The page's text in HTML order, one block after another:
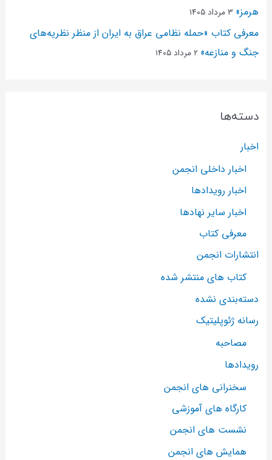
هرمز» ۳ مرداد ۱۴۰۵
معرفی کتاب «حمله نظامی عراق به ایران از منظر نظریه‌های
جنگ و منازعه» ۲ مرداد ۱۴۰۵
دسته‌ها
اخبار
اخبار داخلی انجمن
اخبار رویدادها
اخبار سایر نهادها
معرفی کتاب
انتشارات انجمن
کتاب های منتشر شده
دسته‌بندی نشده
رسانه ژئوپلیتیک
مصاحبه
رویدادها
سخنرانی های انجمن
کارگاه های آموزشی
نشست های انجمن
همایش های انجمن